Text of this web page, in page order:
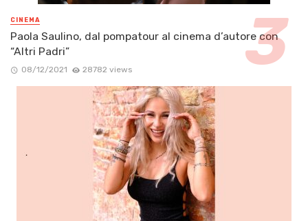
CINEMA
Paola Saulino, dal pompatour al cinema d’autore con
“Altri Padri”
08/12/2021 28782 views